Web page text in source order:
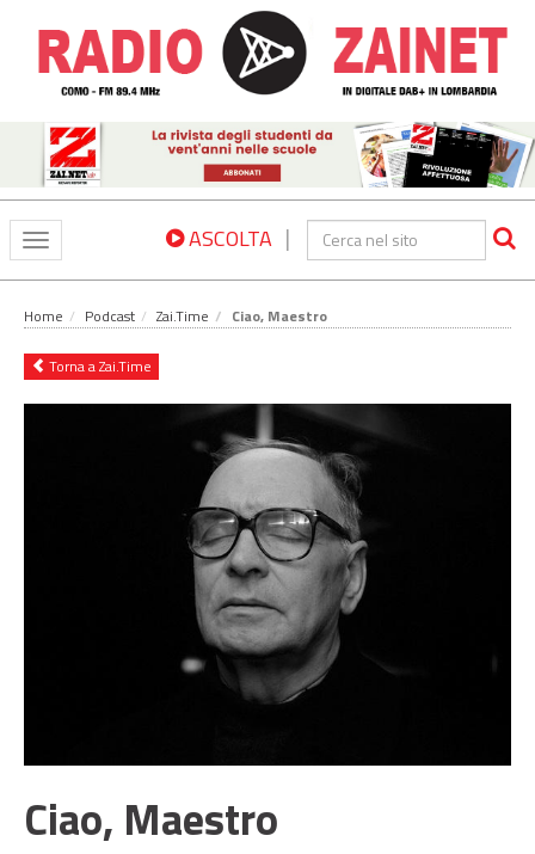
Toggle
navigation
ASCOLTA |
Home Podcast Zai.Time Ciao, Maestro
Torna a Zai.Time
Ciao, Maestro